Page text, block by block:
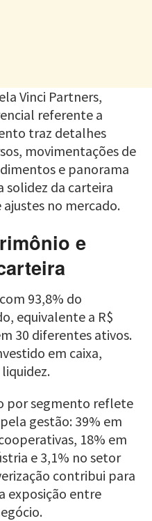
Vinci Partners,
referente a
traz detalhes
movimentações de
e panorama
da carteira
no mercado.
e
93,8% do
equivalente a R$
30 diferentes ativos.
em caixa,
por segmento reflete
gestão: 39% em
18% em
e 3,1% no setor
contribui para
exposição entre